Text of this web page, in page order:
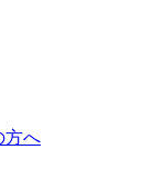
方へ